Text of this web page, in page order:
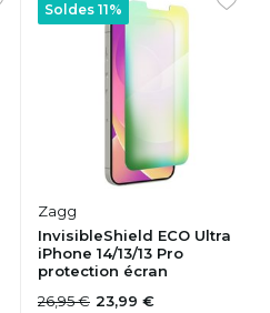
Soldes 11%
Zagg
InvisibleShield ECO Ultra
iPhone 14/13/13 Pro
protection écran
26,95 € 23,99 €